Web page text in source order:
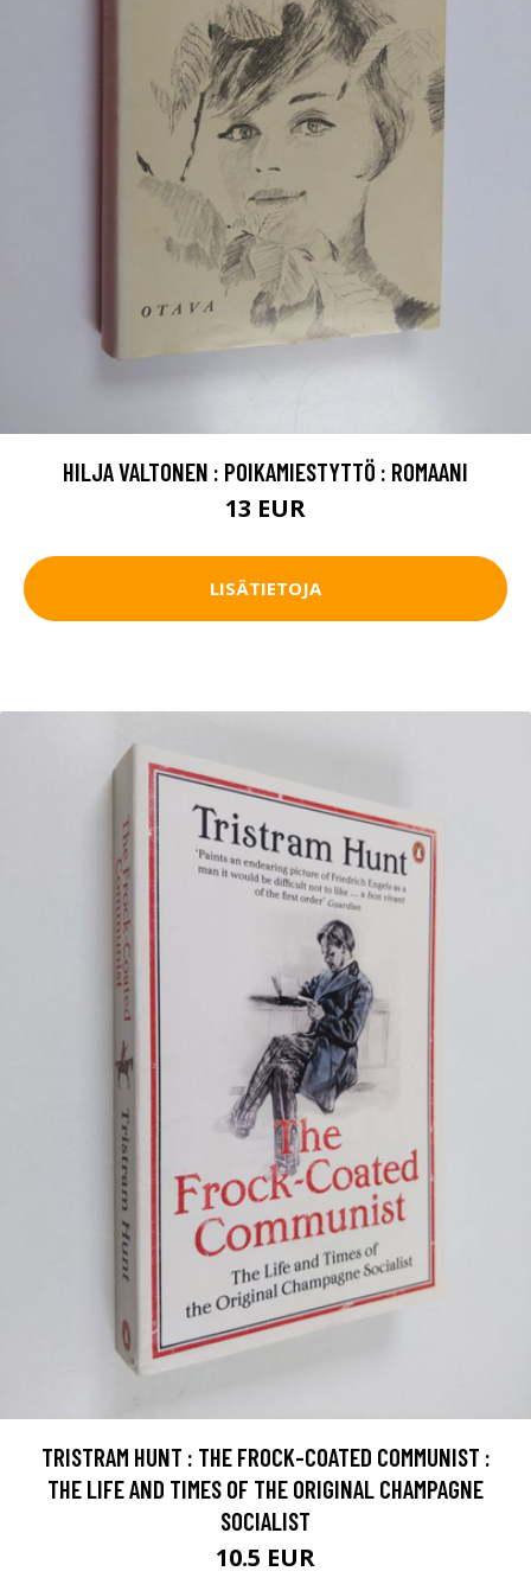
HILJA VALTONEN : POIKAMIESTYTTÖ : ROMAANI
13 EUR
LISÄTIETOJA
TRISTRAM HUNT : THE FROCK-COATED COMMUNIST :
THE LIFE AND TIMES OF THE ORIGINAL CHAMPAGNE
SOCIALIST
10.5 EUR